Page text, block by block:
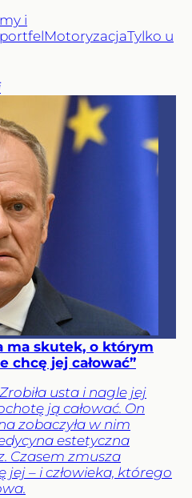
i
MotoryzacjaTylko u
ma skutek, o którym
chcę jej całować”
usta i nagle jej
ją całować. On
zobaczyła w nim
estetyczna
Czasem zmusza
jej – i człowieka, którego